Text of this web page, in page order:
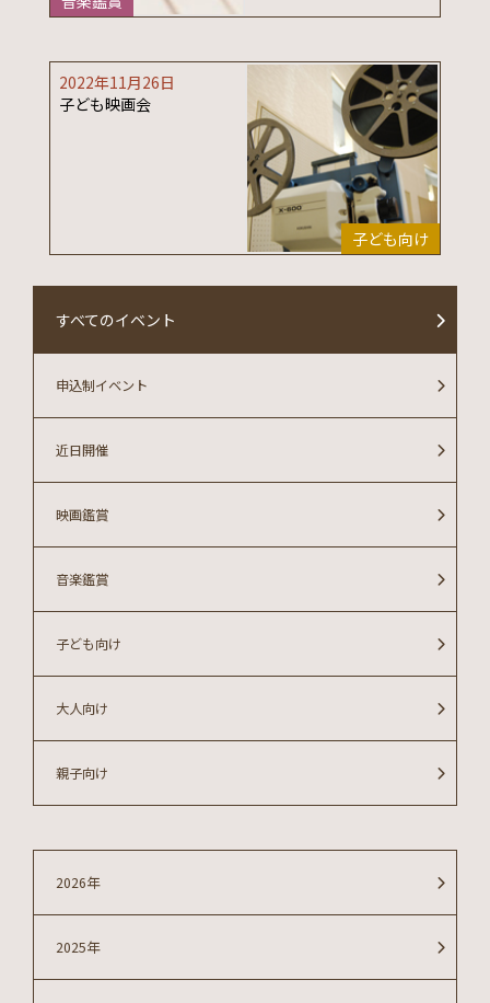
子ども向け
2022年11月26日
子ども映画会
すべてのイベント
親子向け
大人向け
子ども向け
音楽鑑賞
映画鑑賞
近日開催
申込制イベント
2026年
2025年